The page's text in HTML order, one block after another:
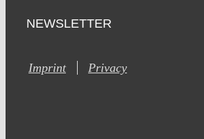
NEWSLETTER
Imprint Privacy